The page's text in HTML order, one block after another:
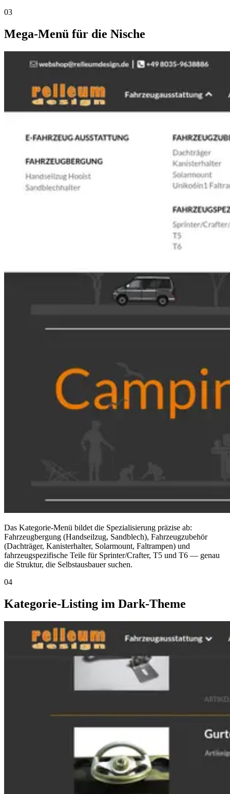
03
Mega-Menü für die Nische
Das Kategorie-Menü bildet die Spezialisierung präzise ab:
Fahrzeugbergung (Handseilzug, Sandblech), Fahrzeugzubehör
(Dachträger, Kanisterhalter, Solarmount, Faltrampen) und
fahrzeugspezifische Teile für Sprinter/Crafter, T5 und T6 — genau
die Struktur, die Selbstausbauer suchen.
04
Kategorie-Listing im Dark-Theme